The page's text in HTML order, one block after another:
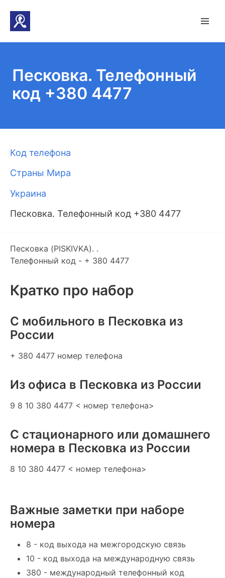
Песковка. Телефонный
код +380 4477
Код телефона
Страны Мира
Украина
Песковка. Телефонный код +380 4477
Песковка (PISKIVKA). .
Телефонный код - + 380 4477
Кратко про набор
C мобильного в Песковка из
России
+ 380 4477 номер телефона
Из офиса в Песковка из России
9 8 10 380 4477 < номер телефона>
С стационарного или домашнего
номера в Песковка из России
8 10 380 4477 < номер телефона>
Важные заметки при наборе
номера
8 - код выхода на межгородскую связь
10 - код выхода на международную связь
380 - международный телефонный код